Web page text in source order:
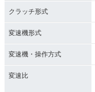
クラッチ形式
変速機形式
変速機・操作方式
変速比